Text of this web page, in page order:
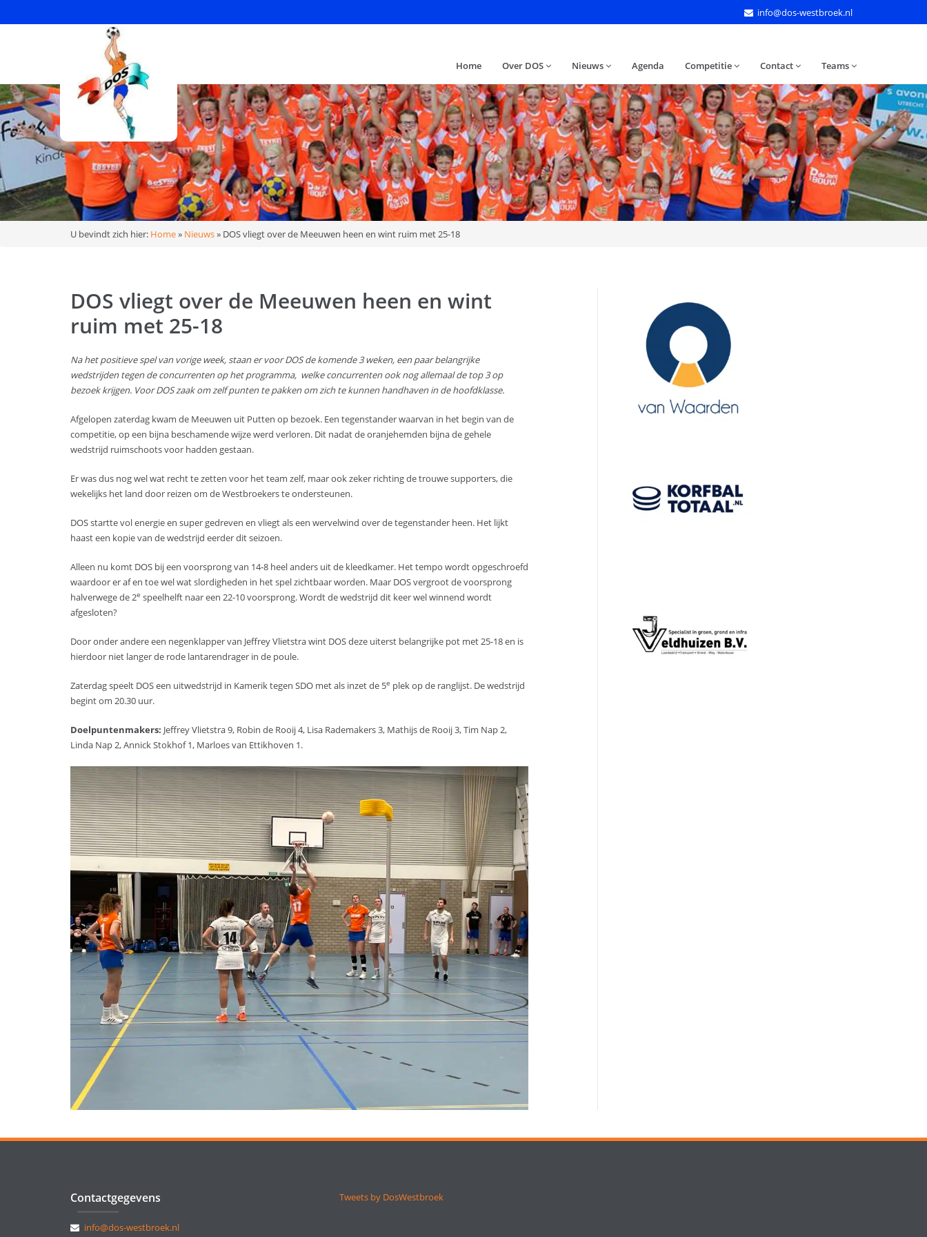
info@dos-westbroek.nl
Home Over DOS Nieuws Agenda Competitie Contact Teams
U bevindt zich hier: Home» Nieuws» DOS vliegt over de Meeuwen heen en wint ruim met 25-18
DOS vliegt over de Meeuwen heen en wint
ruim met 25-18
Na het positieve spel van vorige week, staan er voor DOS de komende 3 weken, een paar belangrijke
wedstrijden tegen de concurrenten op het programma, welke concurrenten ook nog allemaal de top 3 op
bezoek krijgen. Voor DOS zaak om zelf punten te pakken om zich te kunnen handhaven in de hoofdklasse.
Afgelopen zaterdag kwam de Meeuwen uit Putten op bezoek. Een tegenstander waarvan in het begin van de
competitie, op een bijna beschamende wijze werd verloren. Dit nadat de oranjehemden bijna de gehele
wedstrijd ruimschoots voor hadden gestaan.
Er was dus nog wel wat recht te zetten voor het team zelf, maar ook zeker richting de trouwe supporters, die
wekelijks het land door reizen om de Westbroekers te ondersteunen.
DOS startte vol energie en super gedreven en vliegt als een wervelwind over de tegenstander heen. Het lijkt
haast een kopie van de wedstrijd eerder dit seizoen.
Alleen nu komt DOS bij een voorsprong van 14-8 heel anders uit de kleedkamer. Het tempo wordt opgeschroefd
waardoor er af en toe wel wat slordigheden in het spel zichtbaar worden. Maar DOS vergroot de voorsprong
halverwege de 2e speelhelft naar een 22-10 voorsprong. Wordt de wedstrijd dit keer wel winnend wordt
afgesloten?
Door onder andere een negenklapper van Jeffrey Vlietstra wint DOS deze uiterst belangrijke pot met 25-18 en is
hierdoor niet langer de rode lantarendrager in de poule.
Zaterdag speelt DOS een uitwedstrijd in Kamerik tegen SDO met als inzet de 5e plek op de ranglijst. De wedstrijd
begint om 20.30 uur.
Doelpuntenmakers: Jeffrey Vlietstra 9, Robin de Rooij 4, Lisa Rademakers 3, Mathijs de Rooij 3, Tim Nap 2,
Linda Nap 2, Annick Stokhof 1, Marloes van Ettikhoven 1.
Contactgegevens
info@dos-westbroek.nl
Tweets by DosWestbroek